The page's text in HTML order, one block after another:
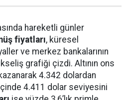
hareketli günler
fiyatları, küresel
ve merkez bankalarının
grafiği çizdi. Altının ons
4.342 dolardan
4.411 dolar seviyesini